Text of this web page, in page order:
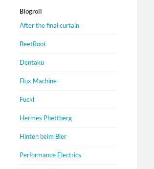
Blogroll
After the final curtain
BeetRoot
Dentaku
Flux Machine
Fuckl
Hermes Phettberg
Hinten beim Bier
Performance Electrics